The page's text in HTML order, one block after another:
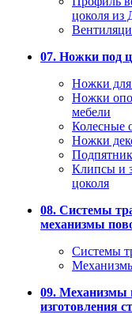
цоколя
07. Ножки под
Ножки для
Ножки
мебели
Колесные
Ножки
Клипсы и
цоколя
08. Системы
механизмы
Системы
09. Механизмы
изготовления